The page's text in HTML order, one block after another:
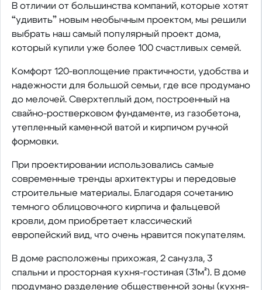
В отличии от большинства компаний, которые хотят
“удивить” новым необычным проектом, мы решили
выбрать наш самый популярный проект дома,
который купили уже более 100 счастливых семей.
Комфорт 120-воплощение практичности, удобства и
надежности для большой семьи, где все продумано
до мелочей. Сверхтеплый дом, построенный на
свайно-ростверковом фундаменте, из газобетона,
утепленный каменной ватой и кирпичом ручной
формовки.
При проектировании использовались самые
современные тренды архитектуры и передовые
строительные материалы. Благодаря сочетанию
темного облицовочного кирпича и фальцевой
кровли, дом приобретает классический
европейский вид, что очень нравится покупателям.
В доме расположены прихожая, 2 санузла, 3
спальни и просторная кухня-гостиная (31м²). В доме
продумано разделение общественной зоны (кухня-